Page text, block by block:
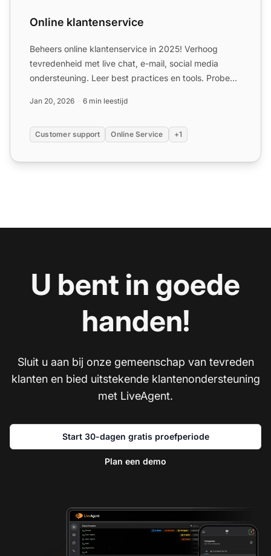
Online klantenservice
Beheers online klantenservice in 2025! Verhoog
tevredenheid met live chat, e-mail, social media
ondersteuning. Leer best practices en tools. Probeer
Jan 20, 2026 6 min leestijd
Customer support Online Service +1
U bent in goede
handen!
Sluit u aan bij onze gemeenschap van tevreden
klanten en bied uitstekende klantenondersteuning
met LiveAgent.
Start 30-dagen gratis proefperiode
Plan een demo